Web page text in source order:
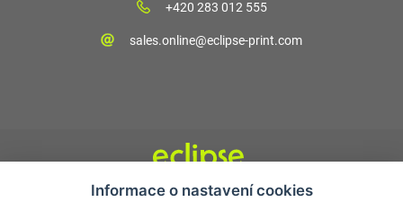
+420 283 012 555
sales.online@eclipse-print.com
Informace o nastavení cookies